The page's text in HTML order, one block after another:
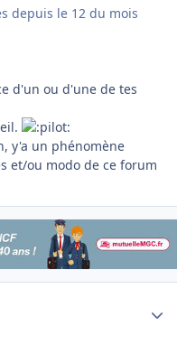
depuis le 12 du mois
d'un ou d'une de tes
y'a un phénomène
et/ou modo de ce forum